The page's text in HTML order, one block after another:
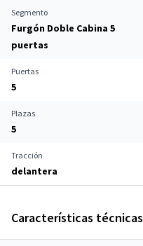
Segmento
Furgón Doble Cabina 5
puertas
Puertas
5
Plazas
5
Tracción
delantera
Características técnicas